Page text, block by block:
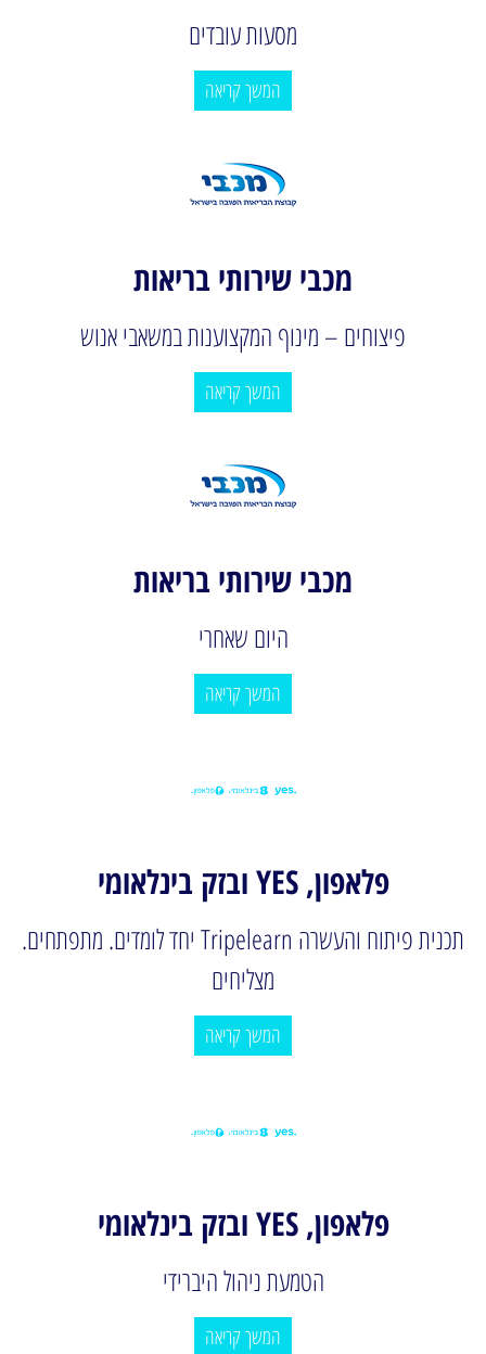
מסעות עובדים
המשך קריאה
מכבי שירותי בריאות
פיצוחים – מינוף המקצוענות במשאבי אנוש
המשך קריאה
מכבי שירותי בריאות
היום שאחרי
המשך קריאה
פלאפון, YES ובזק בינלאומי
תכנית פיתוח והעשרה Tripelearn יחד לומדים. מתפתחים.
מצליחים
המשך קריאה
פלאפון, YES ובזק בינלאומי
הטמעת ניהול היברידי
המשך קריאה